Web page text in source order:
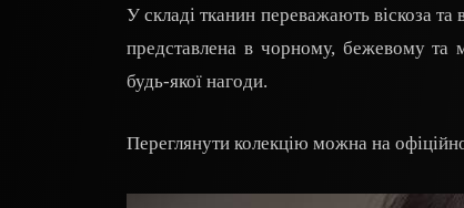
У складі тканин переважають віскоза та
представлена в чорному, бежевому та
будь-якої нагоди.
Переглянути колекцію можна на